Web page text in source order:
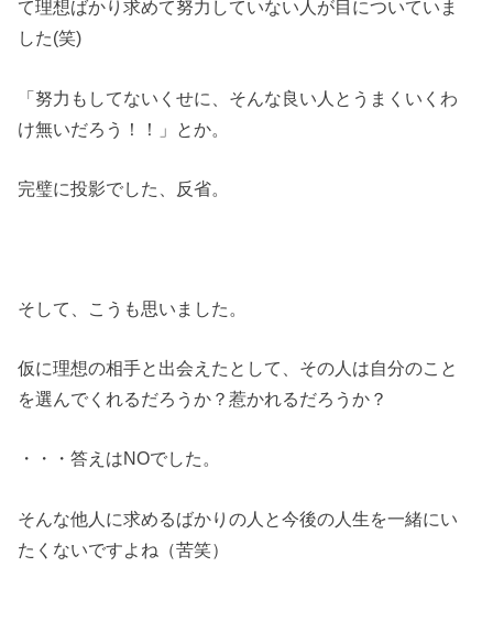
て理想ばかり求めて努力していない人が目についていま
した(笑)
「努力もしてないくせに、そんな良い人とうまくいくわ
け無いだろう！！」とか。
完璧に投影でした、反省。
そして、こうも思いました。
仮に理想の相手と出会えたとして、その人は自分のこと
を選んでくれるだろうか？惹かれるだろうか？
・・・答えはNOでした。
そんな他人に求めるばかりの人と今後の人生を一緒にい
たくないですよね（苦笑）